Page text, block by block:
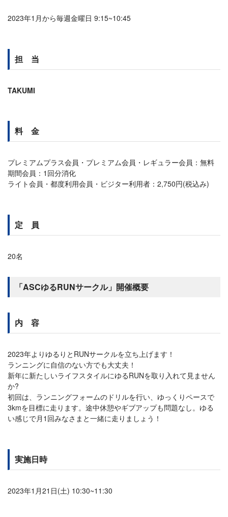
2023年1月から毎週金曜日 9:15~10:45
担 当
TAKUMI
料 金
プレミアムプラス会員・プレミアム会員・レギュラー会員：無料
期間会員：1回分消化
ライト会員・都度利用会員・ビジター利用者：2,750円(税込み)
定 員
20名
「ASCゆるRUNサークル」開催概要
内 容
2023年よりゆるりとRUNサークルを立ち上げます！
ランニングに自信のない方でも大丈夫！
新年に新たしいライフスタイルにゆるRUNを取り入れて見ません
か?
初回は、ランニングフォームのドリルを行い、ゆっくりペースで
3kmを目標に走ります。途中休憩やギブアップも問題なし。ゆる
い感じで月1回みなさまと一緒に走りましょう！
実施日時
2023年1月21日(土) 10:30~11:30